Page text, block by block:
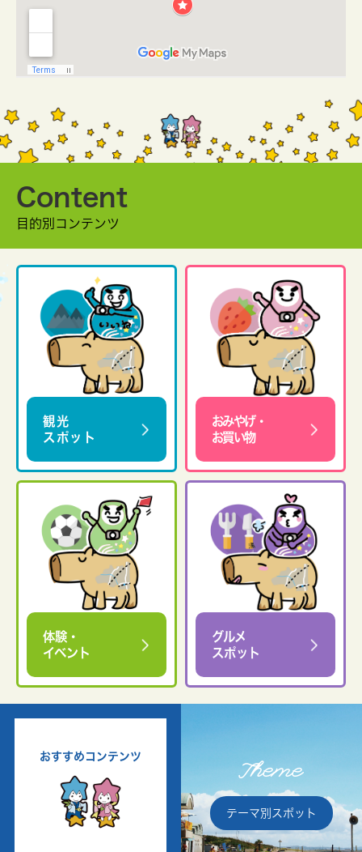
Content
目的別コンテンツ
観光
スポット
おみやげ・
お買い物
体験・
イベント
グルメ
スポット
おすすめコンテンツ
Theme
テーマ別スポット